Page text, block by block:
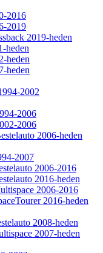
2016
2019
2019-heden
heden
heden
heden
2002
2006
2006
2006-heden
2007
2006-2016
2016-heden
2006-2016
2016-heden
2008-heden
2007-heden